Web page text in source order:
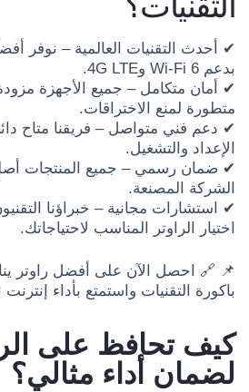
✔ أحدث التقنيات العالمية – نوفر
بدعم Wi-Fi 6 و4G LTE.
✔ أمان متكامل – جميع الأجهزة
متطورة لمنع الاختراقات.
✔ دعم فني متواصل – فريقنا متاح
الإعداد والتشغيل.
✔ ضمان رسمي – جميع المنتجات
الشركة المصنعة.
✔ استشارات مجانية – خبراؤنا
اختيار الراوتر المناسب لاحتياجاتك.
📌 🔗 احصل الآن على أفضل راوتر
باكورة التقنيات واستمتع بأداء إنترنت
كيف تحافظ على
لضمان أداء مثالي؟